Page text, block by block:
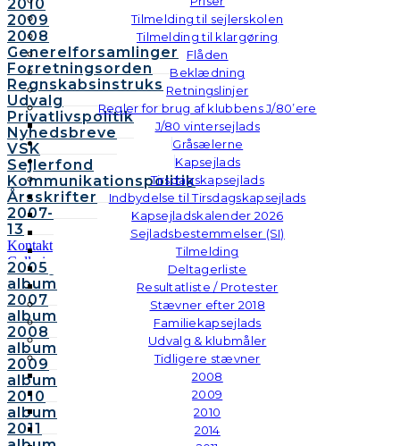
Tilmelding til sejlerskolen
Tilmelding til klargøring
Flåden
Beklædning
Retningslinjer
Regler for brug af klubbens J/80’ere
J/80 vintersejlads
Gråsælerne
Kapsejlads
Tirsdagskapsejlads
Indbydelse til Tirsdagskapsejlads
Kapsejladskalender 2026
Sejladsbestemmelser (SI)
Tilmelding
Deltagerliste
Resultatliste / Protester
Stævner efter 2018
Familiekapsejlads
Udvalg & klubmåler
Tidligere stævner
2008
2009
2010
2014
2010
2009
2008
Generelforsamlinger
Forretningsorden
Regnskabsinstruks
Udvalg
Privatlivspolitik
Nyhedsbreve
VSK
Sejlerfond
Kommunikationspolitik
Årsskrifter
2007-
13
Kontakt
Galleri
Andre
fotos
2005
album
2007
album
2008
album
2009
album
2010
album
2011